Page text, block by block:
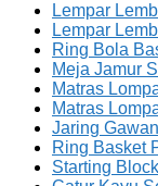
Lempar
Lempar
Ring Bola
Meja Jamur
Matras
Matras
Jaring
Ring Basket
Starting